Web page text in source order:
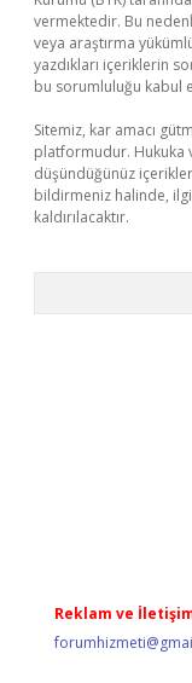
vermektedir. Bu
veya araştırma
yazdıkları içeriklerin
bu sorumluluğu kabul
Sitemiz, kar amacı
platformudur. Hukuka
düşündüğünüz
bildirmeniz halinde,
kaldırılacaktır.
Reklam ve